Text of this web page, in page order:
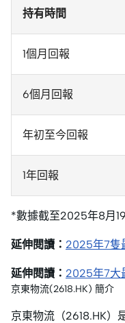
持有時間
1個月回報
6個月回報
年初至今回報
1年回報
*數據截至2025年8月
延伸閱讀： 2025年7隻
延伸閱讀： 2025年7大
京東物流(2618.HK) 簡介
京東物流（2618.HK）